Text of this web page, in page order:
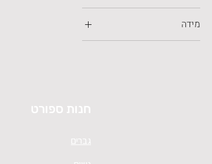
מידה
4
חנות ספורט
גברים